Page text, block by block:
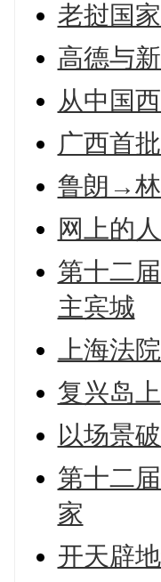
老挝国
高德与
从中国
广西首
鲁朗→林
网上的
第十二
主宾城
上海法
复兴岛
以场景
第十二
家
开天辟